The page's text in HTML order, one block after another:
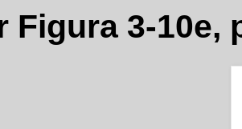
Figura 3-10e,